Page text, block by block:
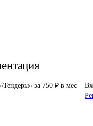
за 750 ₽ в мес